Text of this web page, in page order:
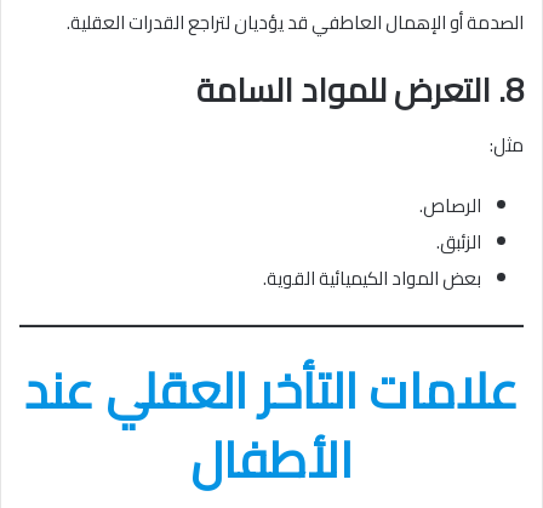
الصدمة أو الإهمال العاطفي قد يؤديان لتراجع القدرات العقلية.
8. التعرض للمواد السامة
مثل:
الرصاص.
الزئبق.
بعض المواد الكيميائية القوية.
علامات التأخر العقلي عند
الأطفال